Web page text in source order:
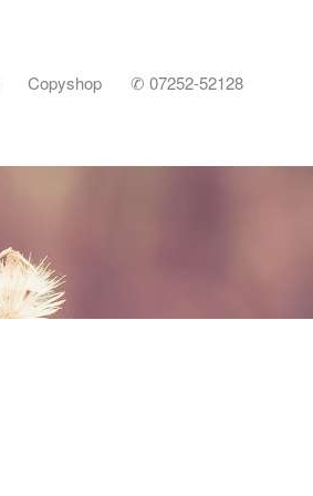
Copyshop ✆ 07252-52128